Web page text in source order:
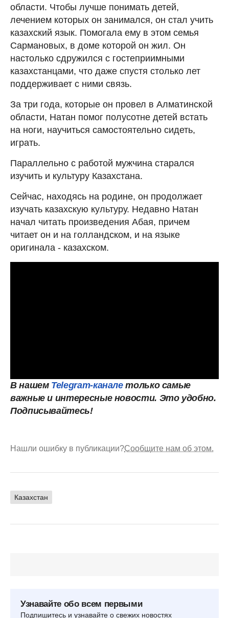
области. Чтобы лучше понимать детей,
лечением которых он занимался, он стал учить
казахский язык. Помогала ему в этом семья
Сармановых, в доме которой он жил. Он
настолько сдружился с гостеприимными
казахстанцами, что даже спустя столько лет
поддерживает с ними связь.
За три года, которые он провел в Алматинской
области, Натан помог полусотне детей встать
на ноги, научиться самостоятельно сидеть,
играть.
Параллельно с работой мужчина старался
изучить и культуру Казахстана.
Сейчас, находясь на родине, он продолжает
изучать казахскую культуру. Недавно Натан
начал читать произведения Абая, причем
читает он и на голландском, и на языке
оригинала - казахском.
В нашем Telegram-каналетолько самые
важные и интересные новости. Это удобно.
Подписывайтесь!
Нашли ошибку в публикации?Сообщите нам об этом.
Казахстан
Узнавайте обо всем первыми
Подпишитесь и узнавайте о свежих новостях